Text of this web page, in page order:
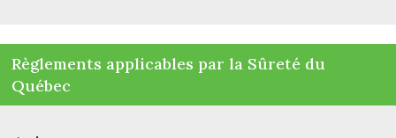
Règlements applicables par la Sûreté du
Québec